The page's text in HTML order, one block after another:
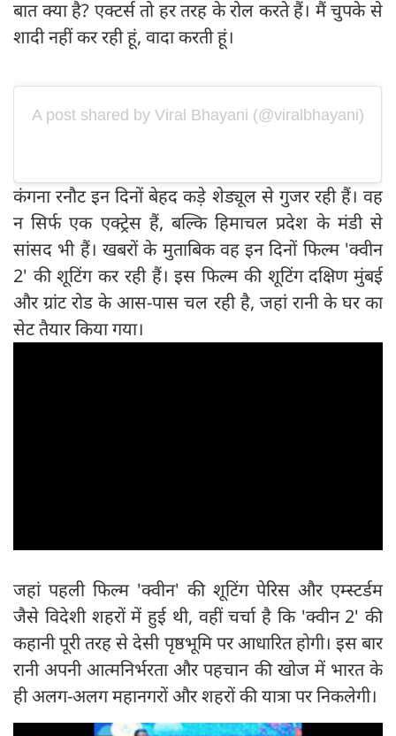
बात क्या है? एक्टर्स तो हर तरह के रोल करते हैं। मैं चुपके से
शादी नहीं कर रही हूं, वादा करती हूं।
A post shared by Viral Bhayani (@viralbhayani)
कंगना रनौट इन दिनों बेहद कड़े शेड्यूल से गुजर रही हैं। वह
न सिर्फ एक एक्ट्रेस हैं, बल्कि हिमाचल प्रदेश के मंडी से
सांसद भी हैं। खबरों के मुताबिक वह इन दिनों फिल्म 'क्वीन
2' की शूटिंग कर रही हैं। इस फिल्म की शूटिंग दक्षिण मुंबई
और ग्रांट रोड के आस-पास चल रही है, जहां रानी के घर का
सेट तैयार किया गया।
जहां पहली फिल्म 'क्वीन' की शूटिंग पेरिस और एम्स्टर्डम
जैसे विदेशी शहरों में हुई थी, वहीं चर्चा है कि 'क्वीन 2' की
कहानी पूरी तरह से देसी पृष्ठभूमि पर आधारित होगी। इस बार
रानी अपनी आत्मनिर्भरता और पहचान की खोज में भारत के
ही अलग-अलग महानगरों और शहरों की यात्रा पर निकलेगी।